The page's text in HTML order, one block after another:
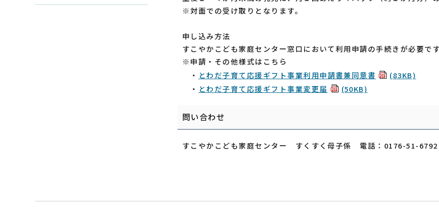
※対面での受け取りとなります。
申し込み方法
すこやかこども家庭センター窓口において利用申請の手続きが必要で
※申請・その他様式はこちら
・ とわだ子育て応援ギフト事業利用申請書兼同意書
(83KB)
・ とわだ子育て応援ギフト事業変更届 (50KB)
問い合わせ
すこやかこども家庭センター すくすく母子係 電話：0176-51-6792